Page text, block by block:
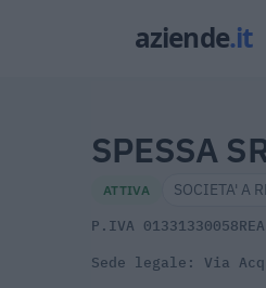
SPESSA
ATTIVA SOCIETA' A
P.IVA 01331330058
Sede legale: Via